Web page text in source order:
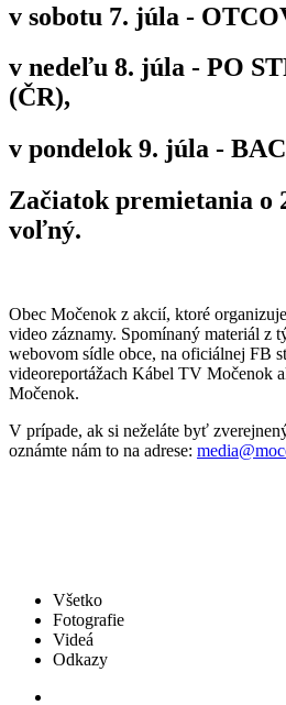
v sobotu 7. júla -
v nedeľu 8. júla - PO
(ČR),
v pondelok 9. júla -
Začiatok premietania o
voľný.
Obec Močenok z akcií, ktoré
video záznamy. Spomínaný materiál z
webovom sídle obce, na oficiálnej FB
videoreportážach Kábel TV Močenok
Močenok.
V prípade, ak si neželáte byť
oznámte nám to na adrese:
Všetko
Fotografie
Videá
Odkazy